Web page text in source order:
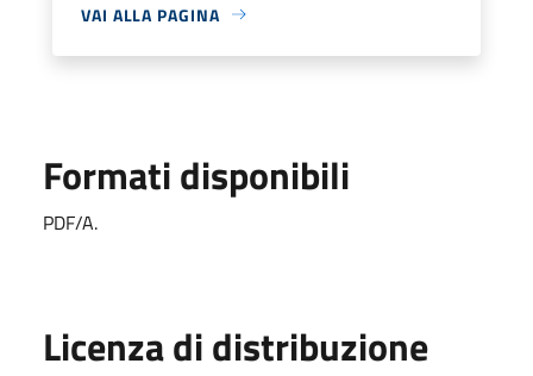
VAI ALLA PAGINA
Formati disponibili
PDF/A.
Licenza di distribuzione